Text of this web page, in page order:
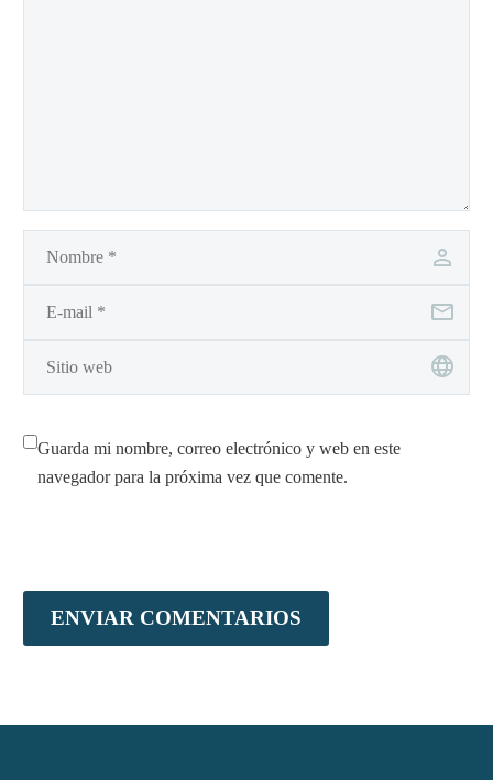
Guarda mi nombre, correo electrónico y web en este
navegador para la próxima vez que comente.
ENVIAR COMENTARIOS